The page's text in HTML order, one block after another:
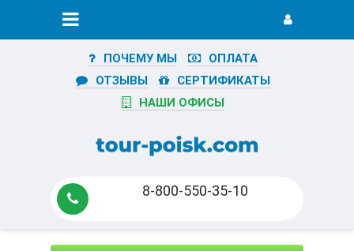
ПОЧЕМУ МЫ
ОПЛАТА
ОТЗЫВЫ
СЕРТИФИКАТЫ
НАШИ ОФИСЫ
8-800-550-35-10